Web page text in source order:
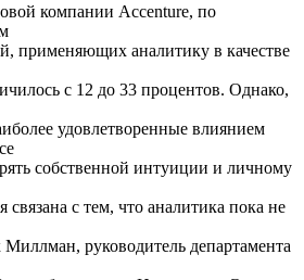
компании Accenture, по
применяющих аналитику в качестве
с 12 до 33 процентов. Однако,
удовлетворенные влиянием
собственной интуиции и личному
связана с тем, что аналитика пока не
руководитель департамента